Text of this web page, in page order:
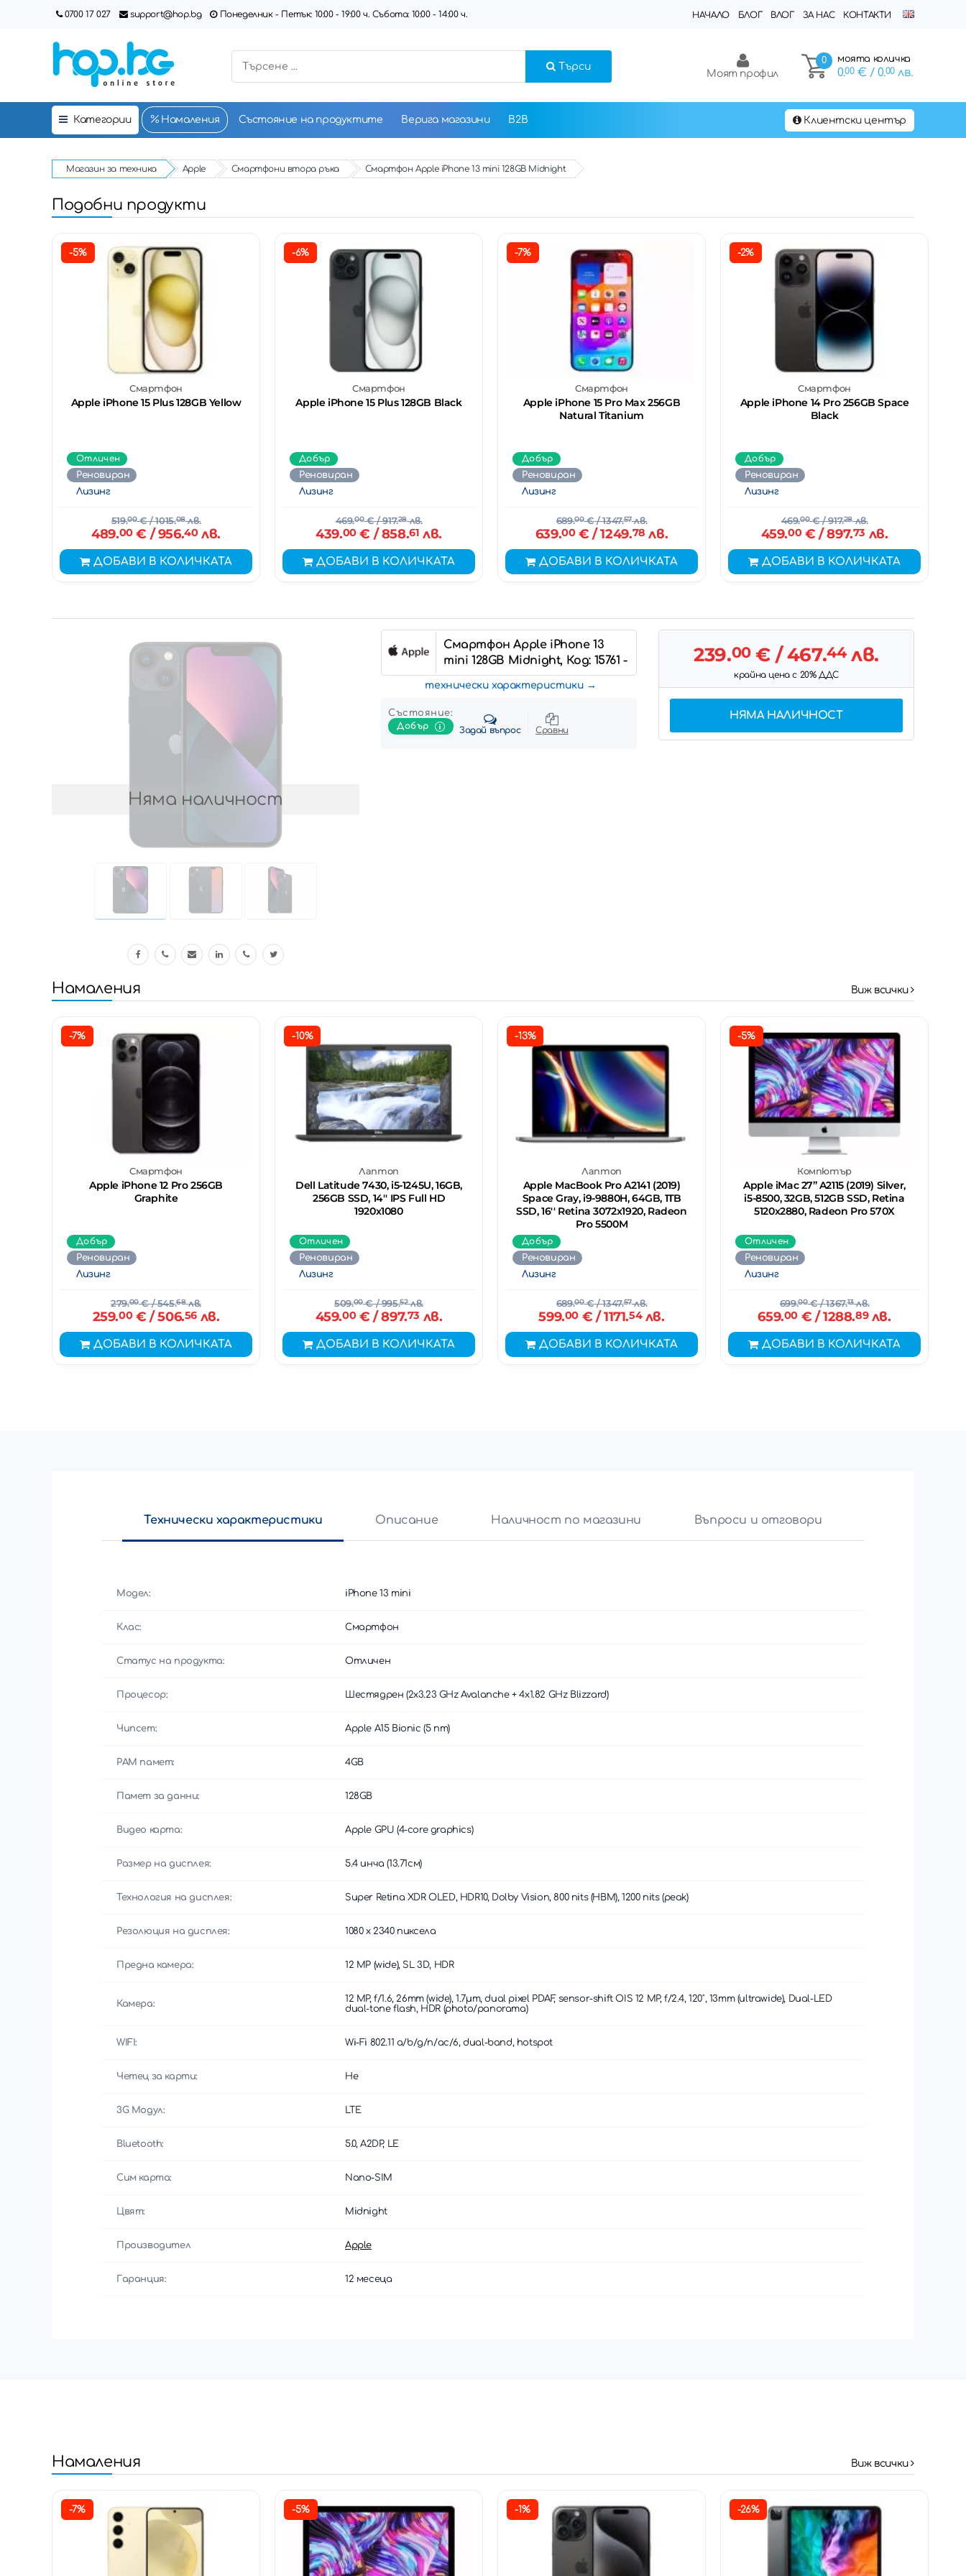
0700 17 027 support@hop.bg Понеделник - Петък: 10:00 - 19:00 ч. Събота: 10:00 - 14:00 ч. НАЧАЛО БЛОГ ВЛОГ ЗА НАС КОНТАКТИ
Търси
0 моята количка
0.00€ / 0.00лв.
Моят профил
Категории Намаления Състояние на продуктите Верига магазини B2B Клиентски център
Магазин за техника Apple Смартфони втора ръка Смартфон Apple iPhone 13 mini 128GB Midnight
Подобни продукти
-5%
Смартфон
Apple iPhone 15 Plus 128GB Yellow
Отличен
Реновиран
Лизинг
519.00€/ 1015.08лв.
489.00€ / 956.40лв.
ДОБАВИ В КОЛИЧКАТА
-6%
Смартфон
Apple iPhone 15 Plus 128GB Black
Добър
Реновиран
Лизинг
469.00€/ 917.28лв.
439.00€ / 858.61 лв.
ДОБАВИ В КОЛИЧКАТА
-7%
Смартфон
Apple iPhone 15 Pro Max 256GB
Natural Titanium
Добър
Реновиран
Лизинг
689.00€/ 1347.57лв.
639.00€ / 1249.78 лв.
ДОБАВИ В КОЛИЧКАТА
-2%
Смартфон
Apple iPhone 14 Pro 256GB Space
Black
Добър
Реновиран
Лизинг
469.00€/ 917.28лв.
459.00€ / 897.73 лв.
ДОБАВИ В КОЛИЧКАТА
Няма наличност
Смартфон Apple iPhone 13
mini 128GB Midnight, Код: 15761 -
технически характеристики
Състояние:
Добър
Задай въпрос Сравни
239.00€ / 467.44лв.
крайна цена с 20% ДДС
НЯМА НАЛИЧНОСТ
Намаления Виж всички
-7%
Смартфон
Apple iPhone 12 Pro 256GB
Graphite
Добър
Реновиран
Лизинг
279.00€/ 545.68лв.
259.00€ / 506.56лв.
ДОБАВИ В КОЛИЧКАТА
-10%
Лаптоп
Dell Latitude 7430, i5-1245U, 16GB,
256GB SSD, 14'' IPS Full HD
1920x1080
Отличен
Реновиран
Лизинг
509.00€/ 995.52лв.
459.00€ / 897.73 лв.
ДОБАВИ В КОЛИЧКАТА
-13%
Лаптоп
Apple MacBook Pro A2141 (2019)
Space Gray, i9-9880H, 64GB, 1TB
SSD, 16'' Retina 3072x1920, Radeon
Pro 5500M
Добър
Реновиран
Лизинг
689.00€/ 1347.57лв.
599.00€ / 1171.54лв.
ДОБАВИ В КОЛИЧКАТА
-5%
Компютър
Apple iMac 27’’ A2115 (2019) Silver,
i5-8500, 32GB, 512GB SSD, Retina
5120x2880, Radeon Pro 570X
Отличен
Реновиран
Лизинг
699.00€/ 1367.13лв.
659.00€ / 1288.89лв.
ДОБАВИ В КОЛИЧКАТА
Технически характеристики Описание Наличност по магазини Въпроси и отговори
Модел: iPhone 13 mini
Клас: Смартфон
Статус на продукта: Отличен
Процесор: Шестядрен (2x3.23 GHz Avalanche + 4x1.82 GHz Blizzard)
Чипсет: Apple A15 Bionic (5 nm)
РАМ памет: 4GB
Памет за данни: 128GB
Видео карта: Apple GPU (4-core graphics)
Размер на дисплея: 5.4 инча (13.71см)
Технология на дисплея: Super Retina XDR OLED, HDR10, Dolby Vision, 800 nits (HBM), 1200 nits (peak)
Резолюция на дисплея: 1080 x 2340 пиксела
Предна камера: 12 MP (wide), SL 3D, HDR
Камера:
12 MP, f/1.6, 26mm (wide), 1.7µm, dual pixel PDAF, sensor-shift OIS 12 MP, f/2.4, 120˚, 13mm (ultrawide), Dual-LED
dual-tone flash, HDR (photo/panorama)
WIFI: Wi-Fi 802.11 a/b/g/n/ac/6, dual-band, hotspot
Четец за карти: Не
3G Модул: LTE
Bluetooth: 5.0, A2DP, LE
Сим карта: Nano-SIM
Цвят: Midnight
Производител Apple
Гаранция: 12 месеца
Намаления Виж всички
-7% -5% -1% -26%